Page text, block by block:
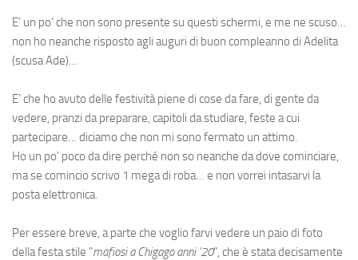
E’ un po’ che non sono presente su questi schermi, e me ne scuso…
non ho neanche risposto agli auguri di buon compleanno di Adelita
(scusa Ade)…
E’ che ho avuto delle festività piene di cose da fare, di gente da
vedere, pranzi da preparare, capitoli da studiare, feste a cui
partecipare… diciamo che non mi sono fermato un attimo.
Ho un po’ poco da dire perché non so neanche da dove cominciare,
ma se comincio scrivo 1 mega di roba… e non vorrei intasarvi la
posta elettronica.
Per essere breve, a parte che voglio farvi vedere un paio di foto
della festa stile "mafiosi a Chigago anni ’20", che è stata decisamente